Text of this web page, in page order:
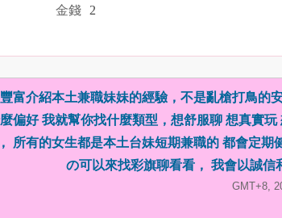
金錢
2
富介紹本土兼職妹妹的經驗，不是亂槍打鳥的
偏好 我就幫你找什麼類型，想舒服聊 想真實
所有的女生都是本土台妹短期兼職的 都會定
の可以來找彩旗聊看看， 我會以誠
GMT+8,